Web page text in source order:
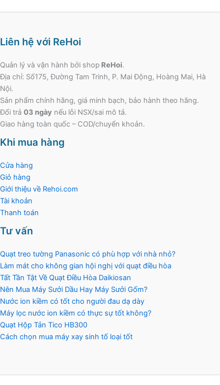
Liên hệ với ReHoi
Quản lý và vận hành bởi shop ReHoi.
Địa chỉ: Số175, Đường Tam Trinh, P. Mai Động, Hoàng Mai, Hà
Nội.
Sản phẩm chính hãng, giá minh bạch, bảo hành theo hãng.
Đổi trả 03 ngày nếu lỗi NSX/sai mô tả.
Giao hàng toàn quốc – COD/chuyển khoản.
Khi mua hàng
Cửa hàng
Giỏ hàng
Giới thiệu về Rehoi.com
Tài khoản
Thanh toán
Tư vấn
Quạt treo tường Panasonic có phù hợp với nhà nhỏ?
Làm mát cho không gian hội nghị với quạt điều hòa
Tất Tần Tật Về Quạt Điều Hòa Daikiosan
Nên Mua Máy Sưởi Dầu Hay Máy Sưởi Gốm?
Nước ion kiềm có tốt cho người đau dạ dày
Máy lọc nước ion kiềm có thực sự tốt không?
Quạt Hộp Tản Tico HB300
Cách chọn mua máy xay sinh tố loại tốt